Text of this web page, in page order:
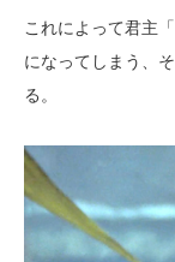
これによって君主
になってしまう、
る。